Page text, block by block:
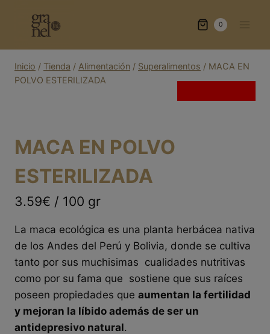
contenido
0
Inicio / Tienda / Alimentación / Superalimentos / MACA EN
POLVO ESTERILIZADA
MACA EN POLVO
ESTERILIZADA
3.59€ / 100 gr
La maca ecológica es una planta herbácea nativa
de los Andes del Perú y Bolivia, donde se cultiva
tanto por sus muchisimas cualidades nutritivas
como por su fama que sostiene que sus raíces
poseen propiedades que aumentan la fertilidad
y mejoran la líbido además de ser un
antidepresivo natural.